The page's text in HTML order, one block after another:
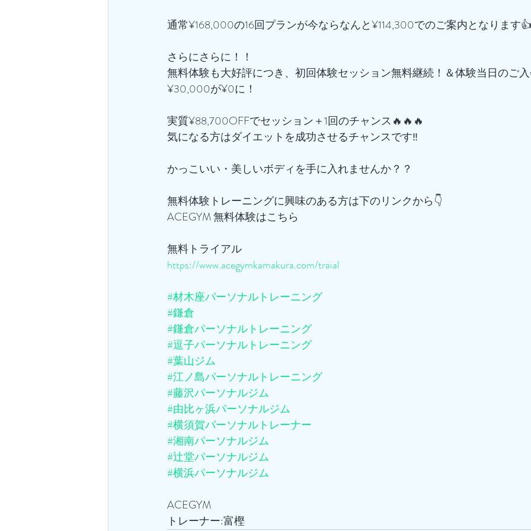
通常¥168,000の16回プランが今ならなんと¥114,300でのご案内となります👍
さらにさらに！！
無料体験も大好評につき、初回体験セッション無料継続！＆体験当日のご
¥30,000が¥0に！
実質¥88,700OFFでセッション＋1回のチャンス🔥🔥🔥
気になる方はダイエットを成功させるチャンスです‼️
かっこいい・美しいボディを手に入れませんか？？
無料体験トレーニングに興味のある方は下のリンクから👇
ACEGYM 無料体験はこちら
無料トライアル
https://www.acegymkamakura.com/traial
#材木座パーソナルトレーニング
#鎌倉
#鎌倉パーソナルトレーニング
#逗子パーソナルトレーニング
#葉山ジム
#江ノ島パーソナルトレーニング
#藤沢パーソナルジム
#由比ヶ浜パーソナルジム
#横須賀パーソナルトレーナー
#湘南パーソナルジム
#辻堂パーソナルジム
#横浜パーソナルジム
ACEGYM
トレーナー:富樫